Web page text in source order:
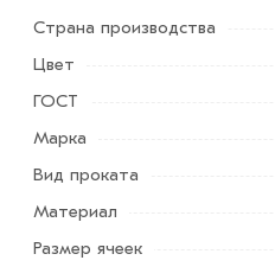
Сетка сварная дорожная
Страна производства
Цвет
ГОСТ
Марка
Вид проката
Материал
Размер ячеек